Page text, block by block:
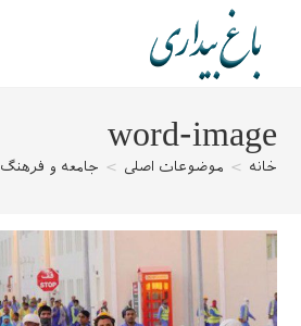
word-image
خانه > موضوعات اصلی > جامعه و فرهنگ